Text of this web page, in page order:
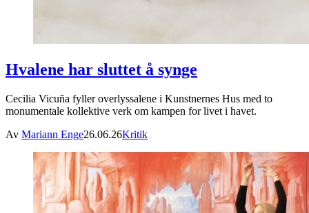
Hvalene har sluttet å synge
Cecilia Vicuña fyller overlyssalene i Kunstnernes Hus med to
monumentale kollektive verk om kampen for livet i havet.
Av Mariann Enge26.06.26Kritik